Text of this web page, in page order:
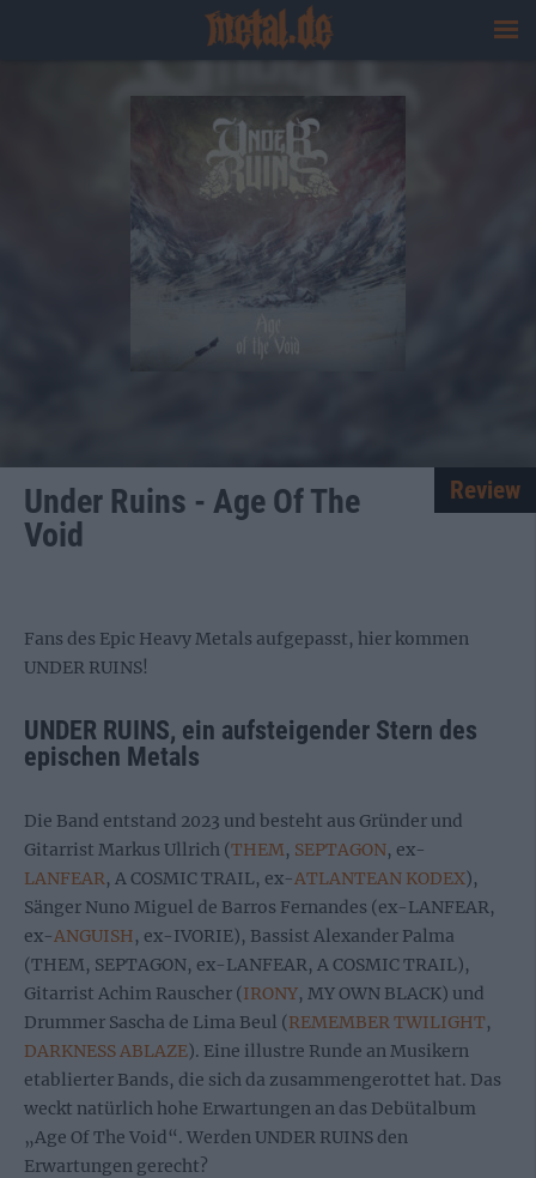
Under Ruins - Age Of The
Void
Review
Fans des Epic Heavy Metals aufgepasst, hier kommen
UNDER RUINS!
UNDER RUINS, ein aufsteigender Stern des
epischen Metals
Die Band entstand 2023 und besteht aus Gründer und
Gitarrist Markus Ullrich (THEM, SEPTAGON, ex-
LANFEAR, A COSMIC TRAIL, ex-ATLANTEAN KODEX),
Sänger Nuno Miguel de Barros Fernandes (ex-LANFEAR,
ex-ANGUISH, ex-IVORIE), Bassist Alexander Palma
(THEM, SEPTAGON, ex-LANFEAR, A COSMIC TRAIL),
Gitarrist Achim Rauscher (IRONY, MY OWN BLACK) und
Drummer Sascha de Lima Beul (REMEMBER TWILIGHT,
DARKNESS ABLAZE). Eine illustre Runde an Musikern
etablierter Bands, die sich da zusammengerottet hat. Das
weckt natürlich hohe Erwartungen an das Debütalbum
„Age Of The Void“. Werden UNDER RUINS den
Erwartungen gerecht?